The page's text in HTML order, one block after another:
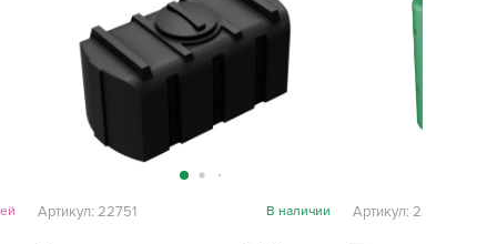
Артикул: 22751 В наличии Артикул: 22761